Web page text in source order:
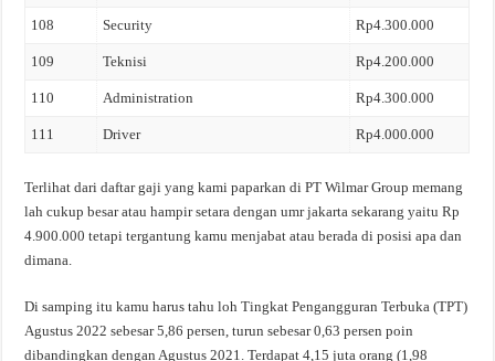
108 Security Rp4.300.000
109 Teknisi Rp4.200.000
110 Administration Rp4.300.000
111 Driver Rp4.000.000
Terlihat dari daftar gaji yang kami paparkan di PT Wilmar Group memang
lah cukup besar atau hampir setara dengan umr jakarta sekarang yaitu Rp
4.900.000 tetapi tergantung kamu menjabat atau berada di posisi apa dan
dimana.
Di samping itu kamu harus tahu loh Tingkat Pengangguran Terbuka (TPT)
Agustus 2022 sebesar 5,86 persen, turun sebesar 0,63 persen poin
dibandingkan dengan Agustus 2021. Terdapat 4,15 juta orang (1,98